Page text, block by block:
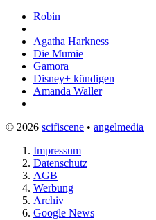
Robin
Agatha Harkness
Die Mumie
Gamora
Disney+ kündigen
Amanda Waller
© 2026 scifiscene • angelmedia
Impressum
Datenschutz
AGB
Werbung
Archiv
Google News